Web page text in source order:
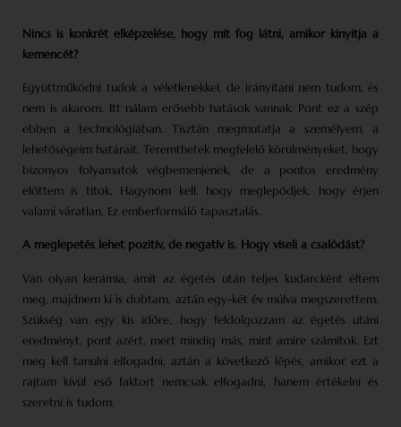
Nincs is konkrét elképzelése, hogy mit fog látni, amikor kinyitja a
kemencét?
Együttműködni tudok a véletlenekkel, de irányítani nem tudom, és
nem is akarom. Itt nálam erősebb hatások vannak. Pont ez a szép
ebben a technológiában. Tisztán megmutatja a személyem, a
lehetőségeim határait. Teremthetek megfelelő körülményeket, hogy
bizonyos folyamatok végbemenjenek, de a pontos eredmény
előttem is titok. Hagynom kell, hogy meglepődjek, hogy érjen
valami váratlan. Ez emberformáló tapasztalás.
A meglepetés lehet pozitív, de negatív is. Hogy viseli a csalódást?
Van olyan kerámia, amit az égetés után teljes kudarcként éltem
meg, majdnem ki is dobtam, aztán egy-két év múlva megszerettem.
Szükség van egy kis időre, hogy feldolgozzam az égetés utáni
eredményt, pont azért, mert mindig más, mint amire számítok. Ezt
meg kell tanulni elfogadni, aztán a következő lépés, amikor ezt a
rajtam kívül eső faktort nemcsak elfogadni, hanem értékelni és
szeretni is tudom.